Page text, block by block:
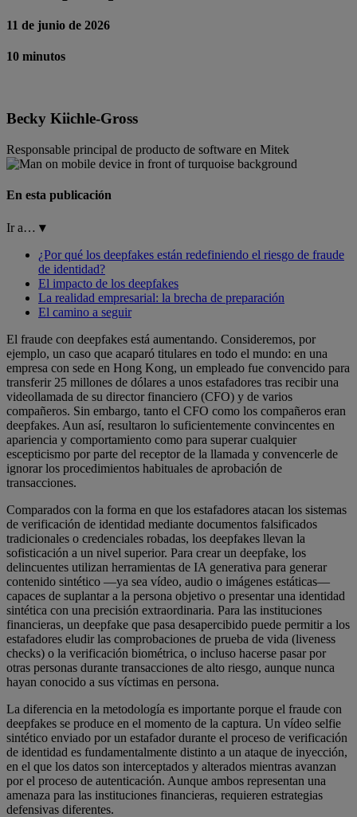
11 de junio de 2026
10 minutos
Becky Kiichle-Gross
Responsable principal de producto de software en Mitek
En esta publicación
Ir a… ▾
¿Por qué los deepfakes están redefiniendo el riesgo de fraude
de identidad?
El impacto de los deepfakes
La realidad empresarial: la brecha de preparación
El camino a seguir
El fraude con deepfakes está aumentando. Consideremos, por
ejemplo, un caso que acaparó titulares en todo el mundo: en una
empresa con sede en Hong Kong, un empleado fue convencido para
transferir 25 millones de dólares a unos estafadores tras recibir una
videollamada de su director financiero (CFO) y de varios
compañeros. Sin embargo, tanto el CFO como los compañeros eran
deepfakes. Aun así, resultaron lo suficientemente convincentes en
apariencia y comportamiento como para superar cualquier
escepticismo por parte del receptor de la llamada y convencerle de
ignorar los procedimientos habituales de aprobación de
transacciones.
Comparados con la forma en que los estafadores atacan los sistemas
de verificación de identidad mediante documentos falsificados
tradicionales o credenciales robadas, los deepfakes llevan la
sofisticación a un nivel superior. Para crear un deepfake, los
delincuentes utilizan herramientas de IA generativa para generar
contenido sintético —ya sea vídeo, audio o imágenes estáticas—
capaces de suplantar a la persona objetivo o presentar una identidad
sintética con una precisión extraordinaria. Para las instituciones
financieras, un deepfake que pasa desapercibido puede permitir a los
estafadores eludir las comprobaciones de prueba de vida (liveness
checks) o la verificación biométrica, o incluso hacerse pasar por
otras personas durante transacciones de alto riesgo, aunque nunca
hayan conocido a sus víctimas en persona.
La diferencia en la metodología es importante porque el fraude con
deepfakes se produce en el momento de la captura. Un vídeo selfie
sintético enviado por un estafador durante el proceso de verificación
de identidad es fundamentalmente distinto a un ataque de inyección,
en el que los datos son interceptados y alterados mientras avanzan
por el proceso de autenticación. Aunque ambos representan una
amenaza para las instituciones financieras, requieren estrategias
defensivas diferentes.